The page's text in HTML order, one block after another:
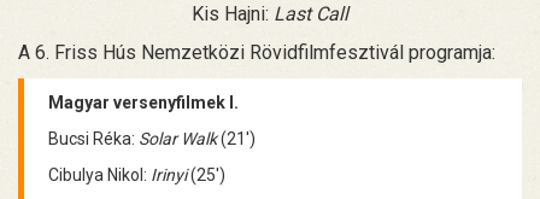
Kis Hajni: Last Call
A 6. Friss Hús Nemzetközi Rövidfilmfesztivál programja:
Magyar versenyfilmek I.
Bucsi Réka: Solar Walk(21')
Cibulya Nikol: Irinyi(25')